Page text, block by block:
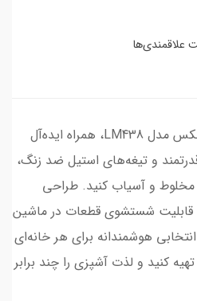
مخلوط کن و آسیاب کن مولینکس مدل LM438، همراه ایده‌آل
و تیغه‌های استیل ضد زنگ،
مخلوط و آسیاب کنید. طراحی
قابلیت شستشوی قطعات در ماشین
هوشمندانه برای هر خانه‌ای
کنید و لذت آشپزی را چند برابر